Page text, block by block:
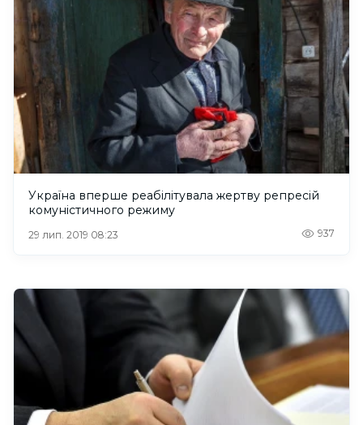
Україна вперше реабілітувала жертву репресій
комуністичного режиму
29 лип. 2019 08:23 937